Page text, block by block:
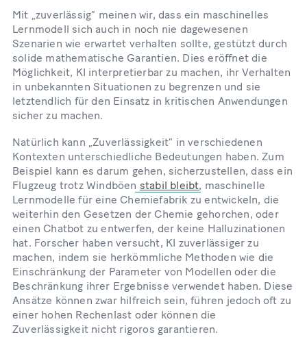
Mit „zuverlässig” meinen wir, dass ein maschinelles
Lernmodell sich auch in noch nie dagewesenen
Szenarien wie erwartet verhalten sollte, gestützt durch
solide mathematische Garantien. Dies eröffnet die
Möglichkeit, KI interpretierbar zu machen, ihr Verhalten
in unbekannten Situationen zu begrenzen und sie
letztendlich für den Einsatz in kritischen Anwendungen
sicher zu machen.
Natürlich kann „Zuverlässigkeit“ in verschiedenen
Kontexten unterschiedliche Bedeutungen haben. Zum
Beispiel kann es darum gehen, sicherzustellen, dass ein
Flugzeug trotz Windböen stabil bleibt, maschinelle
Lernmodelle für eine Chemiefabrik zu entwickeln, die
weiterhin den Gesetzen der Chemie gehorchen, oder
einen Chatbot zu entwerfen, der keine Halluzinationen
hat. Forscher haben versucht, KI zuverlässiger zu
machen, indem sie herkömmliche Methoden wie die
Einschränkung der Parameter von Modellen oder die
Beschränkung ihrer Ergebnisse verwendet haben. Diese
Ansätze können zwar hilfreich sein, führen jedoch oft zu
einer hohen Rechenlast oder können die
Zuverlässigkeit nicht rigoros garantieren.